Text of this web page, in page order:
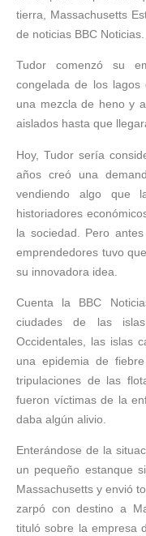
tierra, Massachusetts
de noticias BBC Noticias.
Tudor comenzó su
congelada de los
una mezcla de heno y
aislados hasta que
Hoy, Tudor sería
años creó una
vendiendo algo que
historiadores
la sociedad. Pero
emprendedores tuvo
su innovadora idea.
Cuenta la BBC
ciudades de las
Occidentales, las islas
una epidemia de
tripulaciones de las
fueron víctimas de la
daba algún alivio.
Enterándose de la
un pequeño estanque
Massachusetts y envió
zarpó con destino a
tituló sobre la empresa